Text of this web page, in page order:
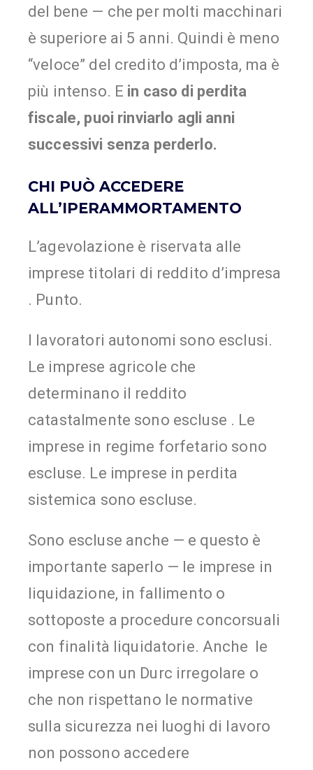
del bene — che per molti macchinari
è superiore ai 5 anni. Quindi è meno
“veloce” del credito d’imposta, ma è
più intenso. E in caso di perdita
fiscale, puoi rinviarlo agli anni
successivi senza perderlo.
CHI PUÒ ACCEDERE
ALL’IPERAMMORTAMENTO
L’agevolazione è riservata alle
imprese titolari di reddito d’impresa
. Punto.
I lavoratori autonomi sono esclusi.
Le imprese agricole che
determinano il reddito
catastalmente sono escluse . Le
imprese in regime forfetario sono
escluse. Le imprese in perdita
sistemica sono escluse.
Sono escluse anche — e questo è
importante saperlo — le imprese in
liquidazione, in fallimento o
sottoposte a procedure concorsuali
con finalità liquidatorie. Anche le
imprese con un Durc irregolare o
che non rispettano le normative
sulla sicurezza nei luoghi di lavoro
non possono accedere